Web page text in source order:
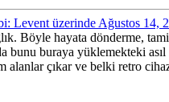
Levent üzerinde Ağustos 14,
Böyle hayata dönderme,
bunu buraya yüklemekteki asıl
alanlar çıkar ve belki retro